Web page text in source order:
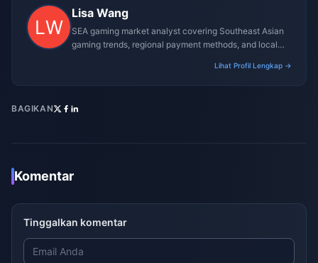
Lisa Wang
SEA gaming market analyst covering Southeast Asian
gaming trends, regional payment methods, and local
Lihat Profil Lengkap →
BAGIKAN
Komentar
Tinggalkan komentar